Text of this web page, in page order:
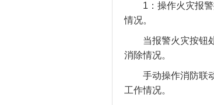
1：操作火灾报警
情况。
当报警火灾按钮处
消除情况。
手动操作消防联动
工作情况。